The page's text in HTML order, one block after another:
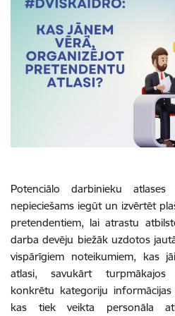
Potenciālo darbinieku
nepieciešams iegūt un izvērtēt
pretendentiem, lai atrastu
darba devēju biežāk uzdotos
vispārīgiem noteikumiem, kas
atlasi, savukārt turpmākajos
konkrētu kategoriju
kas tiek veikta personāla